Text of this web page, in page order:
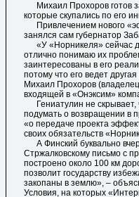
Михаил Прохоров готов
которые скупались по его
Привлечением нового
занялся сам губернатор
«У «Норникеля» сейчас
отлично понимаю их
заинтересованы в его
потому что его ведет
Михаил Прохоров
входящей в «Онэксим»
Гениатулин не скрывает,
подумать о возвращении в
«о передаче проекта
своих обязательств
А Финский буквально
Стржалковскому письмо с
построено около 100 км
позволит государству
закопаны в землю», –
Условия, на которых